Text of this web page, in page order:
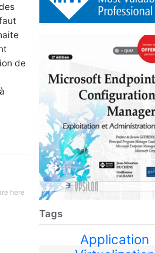
Tags
Application
de
here